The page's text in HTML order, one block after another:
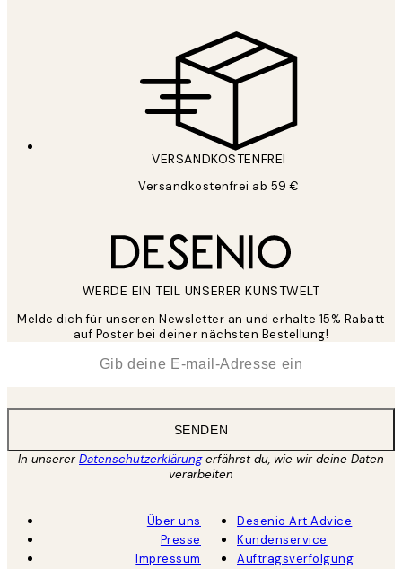
VERSANDKOSTENFREI
Versandkostenfrei ab 59 €
WERDE EIN TEIL UNSERER KUNSTWELT
Melde dich für unseren Newsletter an und erhalte 15% Rabatt
auf Poster bei deiner nächsten Bestellung!
SENDEN
In unsererDatenschutzerklärungerfährst du, wie wir deine Daten
verarbeiten
Über uns
Presse
Impressum
Desenio Art Advice
Kundenservice
Auftragsverfolgung